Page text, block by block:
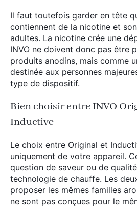
Il faut toutefois garder en tête
contiennent de la nicotine et
adultes. La nicotine crée une
INVO ne doivent donc pas être
produits anodins, mais comme
destinée aux personnes
type de dispositif.
Bien choisir entre INVO
Inductive
Le choix entre Original et
uniquement de votre appareil.
question de saveur ou de
technologie de chauffe. Les
proposer les mêmes familles
ne sont pas conçues pour le